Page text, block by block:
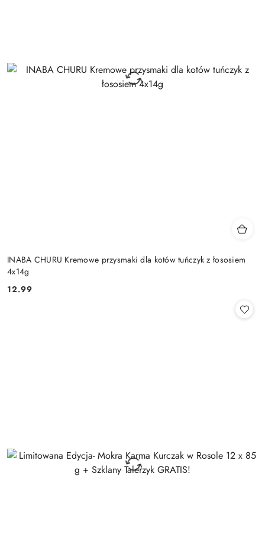
INABA CHURU Kremowe przysmaki dla kotów tuńczyk z łososiem
4x14g
Cena:
12.99